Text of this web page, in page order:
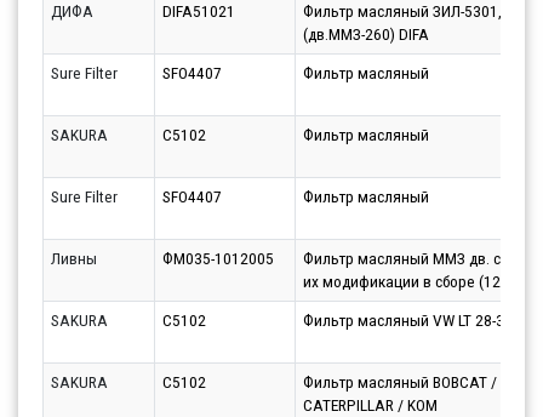
ДИФА DIFA51021
Фильтр масляный ЗИЛ-5301,МАЗ-
(дв.ММЗ-260) DIFA
Sure Filter
SFO4407 Фильтр масляный
SAKURA C5102 Фильтр масляный
Sure Filter SFO4407 Фильтр масляный
Ливны ФМ035-1012005
Фильтр масляный ММЗ дв. серии
их модификации в сборе (12шт/уп)
SAKURA
C5102 Фильтр масляный VW LT 28-35 -80
SAKURA C5102
Фильтр масляный BOBCAT /
CATERPILLAR / KOM